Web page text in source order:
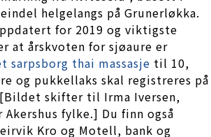
helgelangs på Grunerløkka.
for 2019 og viktigste
at årskvoten for sjøaure er
sarpsborg thai massasje til 10,
og pukkellaks skal registreres på
skifter til Irma Iversen,
fylke.] Du finn også
Kro og Motell, bank og